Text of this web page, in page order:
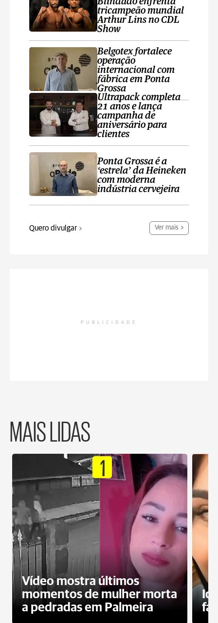
tricampeão mundial
Arthur Lins no CDL
Show
Belgotex fortalece
operação
internacional com
fábrica em Ponta
Grossa
Ultrapack completa
21 anos e lança
campanha de
aniversário para
clientes
Ponta Grossa é a
‘estrela’ da Heineken
com moderna
indústria cervejeira
Quero divulgar Ver mais
PUBLICIDADE
MAIS LIDAS
1
Vídeo mostra últimos
momentos de mulher morta
a pedradas em Palmeira